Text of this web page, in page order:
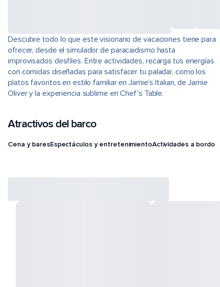
Descubre todo lo que este visionario de vacaciones tiene para
ofrecer, desde el simulador de paracaidismo hasta
improvisados desfiles. Entre actividades, recarga tus energías
con comidas diseñadas para satisfacer tu paladar, como los
platos favoritos en estilo familiar en Jamie’s Italian, de Jamie
Oliver y la experiencia sublime en Chef's Table.
Atractivos del barco
Cena y baresEspectáculos y entretenimientoActividades a bordo